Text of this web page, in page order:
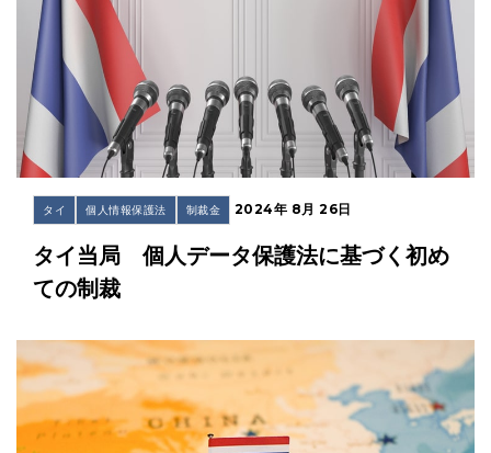
タイ 個人情報保護法 制裁金 2024年 8月 26日
タイ当局 個人データ保護法に基づく初め
ての制裁